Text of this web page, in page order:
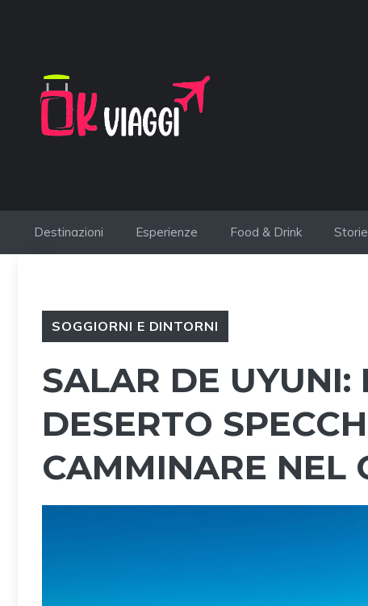
Destinazioni Esperienze Food & Drink Storie
SOGGIORNI E DINTORNI
SALAR DE UYUNI:
DESERTO
CAMMINARE NEL